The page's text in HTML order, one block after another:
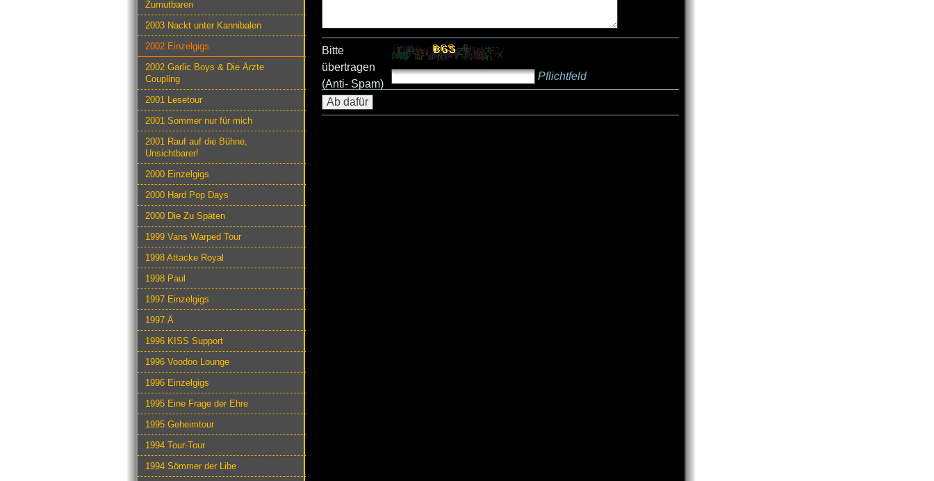
Zumutbaren
2003 Nackt unter Kannibalen
2002 Einzelgigs
2002 Garlic Boys & Die Ärzte
Coupling
2001 Lesetour
2001 Sommer nur für mich
2001 Rauf auf die Bühne,
Unsichtbarer!
2000 Einzelgigs
2000 Hard Pop Days
2000 Die Zu Späten
1999 Vans Warped Tour
1998 Attacke Royal
1998 Paul
1997 Einzelgigs
1997 Ä
1996 KISS Support
1996 Voodoo Lounge
1996 Einzelgigs
1995 Eine Frage der Ehre
1995 Geheimtour
1994 Tour-Tour
1994 Sömmer der Libe
Bitte
übertragen
(Anti- Spam)
Pflichtfeld